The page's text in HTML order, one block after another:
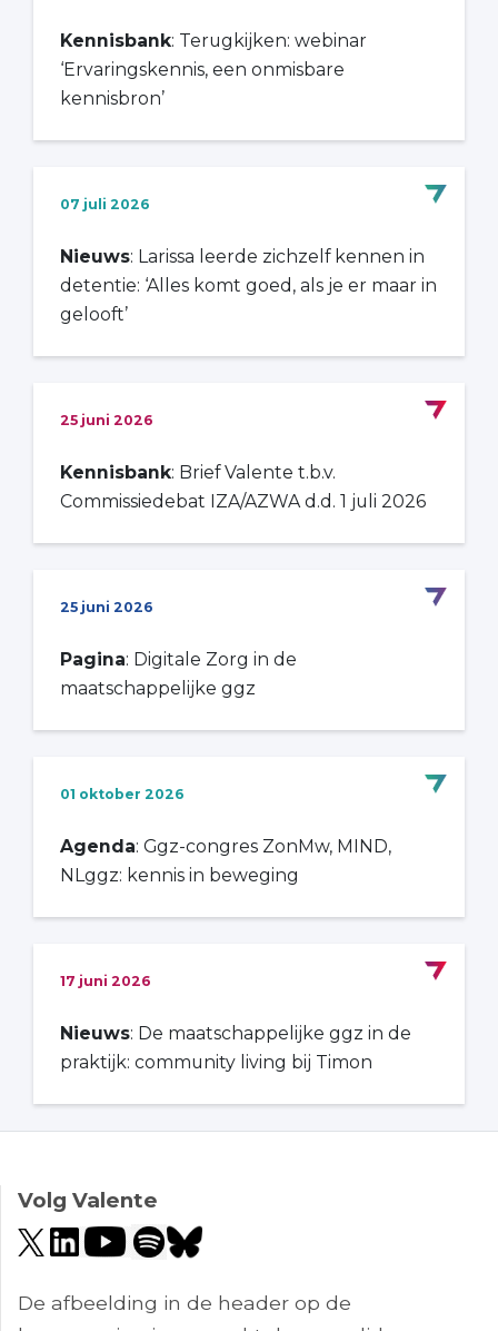
Kennisbank: Terugkijken: webinar
‘Ervaringskennis, een onmisbare
kennisbron’
07 juli 2026
Nieuws: Larissa leerde zichzelf kennen in
detentie: ‘Alles komt goed, als je er maar in
gelooft’
25 juni 2026
Kennisbank: Brief Valente t.b.v.
Commissiedebat IZA/AZWA d.d. 1 juli 2026
25 juni 2026
Pagina: Digitale Zorg in de
maatschappelijke ggz
01 oktober 2026
Agenda: Ggz-congres ZonMw, MIND,
NLggz: kennis in beweging
17 juni 2026
Nieuws: De maatschappelijke ggz in de
praktijk: community living bij Timon
Volg Valente
De afbeelding in de header op de